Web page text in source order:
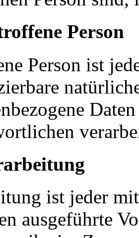
Person
Person ist
ist jeder
ausgeführte